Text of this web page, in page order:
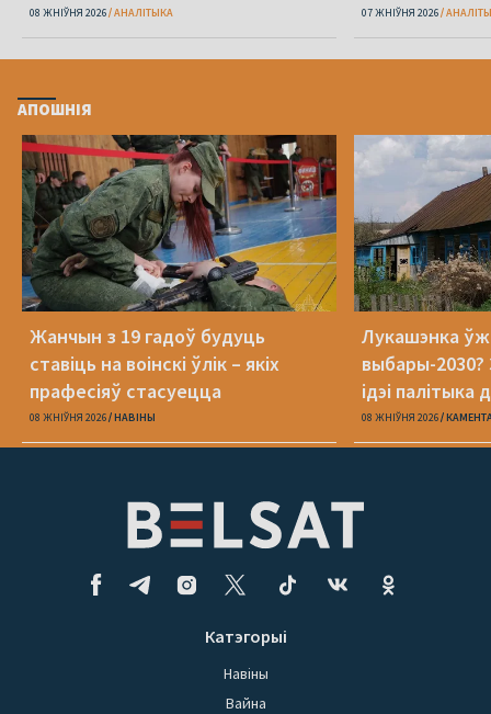
08 ЖНІЎНЯ 2026 АНАЛІТЫКА 07 ЖНІЎНЯ 2026
АПОШНІЯ
Жанчын з 19 гадоў будуць
ставіць на воінскі ўлік – якіх
прафесіяў стасуецца
08 ЖНІЎНЯ 2026 НАВІНЫ
Лукашэнка
выбары-
ідэі палітыка
08 ЖНІЎНЯ 2026
Катэгорыі
Навіны
Вайна